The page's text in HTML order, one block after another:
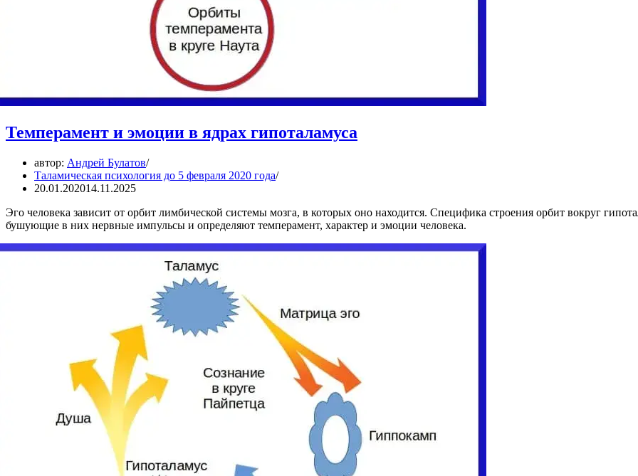
Темперамент и эмоции в ядрах гипоталамуса
автор: Андрей Булатов
Таламическая психология до 5 февраля 2020 года
20.01.202014.11.2025
Эго человека зависит от орбит лимбической системы мозга, в которых оно находится. Специфика строения орбит вокруг
бушующие в них нервные импульсы и определяют темперамент, характер и эмоции человека.